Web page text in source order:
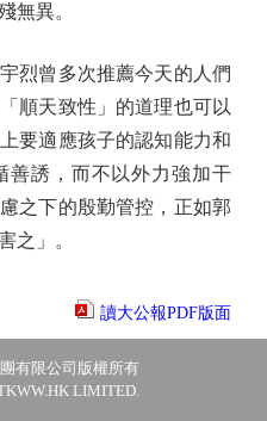
無異。
曾多次推薦今天的人們
順天致性」的道理也可以
要適應孩子的認知能力和
善誘，而不以外力強加干
之下的殷勤管控，正如郭
之」。
讀大公報PDF版面
有限公司版權所有
LIMITED.